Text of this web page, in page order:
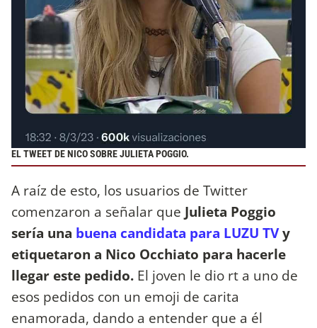
EL TWEET DE NICO SOBRE JULIETA POGGIO.
A raíz de esto, los usuarios de Twitter
comenzaron a señalar que Julieta Poggio
sería una buena candidata para LUZU TVy
etiquetaron a Nico Occhiato para hacerle
llegar este pedido. El joven le dio rt a uno de
esos pedidos con un emoji de carita
enamorada, dando a entender que a él